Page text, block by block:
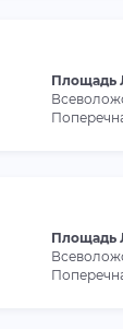
Площадь
Площадь